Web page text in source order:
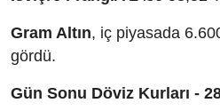
Gram Altın, iç piyasada
gördü.
Gün Sonu Döviz Kurları -